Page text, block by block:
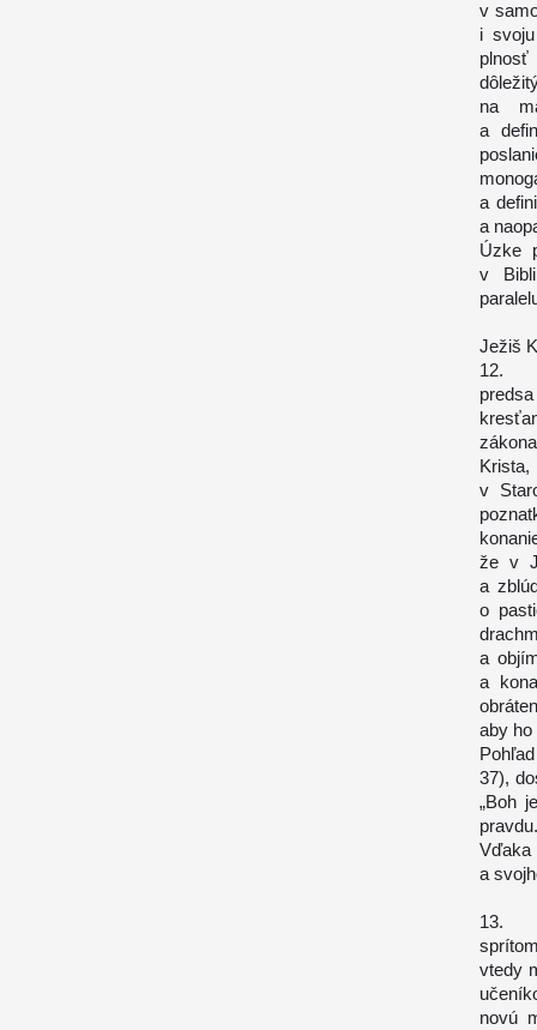
v
i
plnosť
na
a
a
a
Úzke
v
Ježiš
12. Aj
v
že v
a
o
a
a
aby ho
37),
„Boh
a
13.
vtedy
novú